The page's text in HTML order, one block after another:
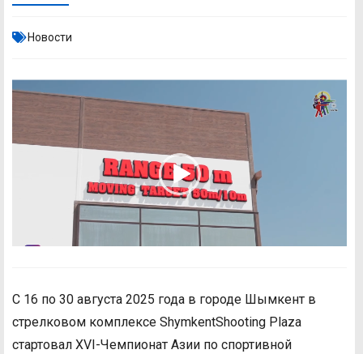
Новости
С 16 по 30 августа 2025 года в городе Шымкент в
стрелковом комплексе ShymkentShooting Plaza
стартовал XVI-Чемпионат Азии по спортивной